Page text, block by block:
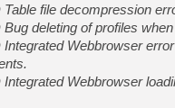
Table file decompression
Bug deleting of profiles
Integrated Webbrowser
Integrated Webbrowser